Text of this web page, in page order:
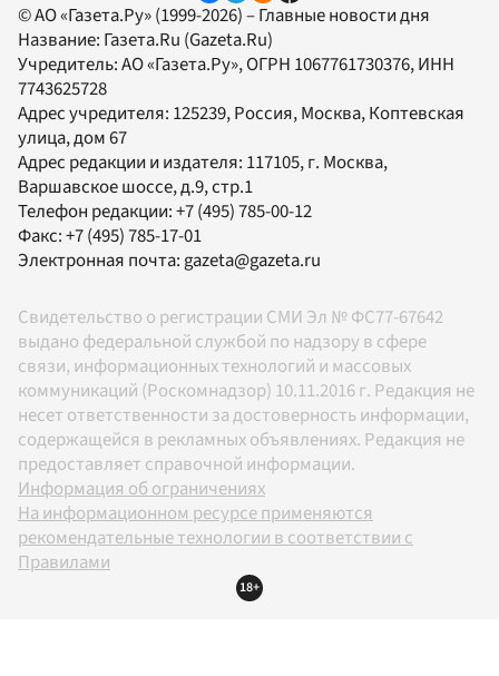
© АО «Газета.Ру» (1999-2026) – Главные новости дня
Название: Газета.Ru (Gazeta.Ru)
Учредитель:АО «Газета.Ру», ОГРН 1067761730376, ИНН
7743625728
Адрес учредителя: 125239, Россия, Москва, Коптевская
улица, дом 67
Адрес редакции и издателя: 117105, г. Москва,
Варшавское шоссе, д.9, стр.1
Телефон редакции:+7 (495) 785-00-12
Факс:+7 (495) 785-17-01
Электронная почта: gazeta@gazeta.ru
Свидетельство о регистрации СМИ Эл № ФС77-67642
выдано федеральной службой по надзору в сфере
связи, информационных технологий и массовых
коммуникаций (Роскомнадзор) 10.11.2016 г. Редакция не
несет ответственности за достоверность информации,
содержащейся в рекламных объявлениях. Редакция не
предоставляет справочной информации.
Информация об ограничениях
На информационном ресурсе применяются
рекомендательные технологии в соответствии с
Правилами
18+